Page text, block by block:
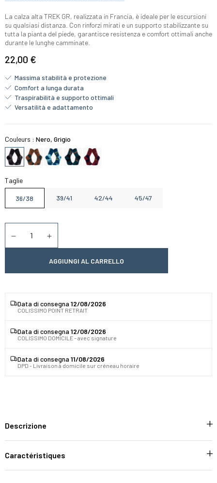
La calza alta TREK GR, realizzata in Francia, è ideale per le escursioni
su qualsiasi distanza. Con rinforzi mirati e un supporto stabilizzante su
tutta la pianta del piede, garantisce resistenza e comfort ottimali anche
durante le lunghe camminate.
22,00 €
Massima stabilità e protezione
Comfort a lunga durata
Traspirabilità e supporto ottimali
Versatilità e adattamento
Couleurs : Nero, Grigio
Taglie
36/38 39/41 42/44 45/47
AGGIUNGI AL CARRELLO
Data di consegna 12/08/2026
COLISSIMO POINT RETRAIT
Data di consegna 12/08/2026
COLISSIMO DOMICILE - avec signature
Data di consegna 11/08/2026
DPD - Livraison à domicile sur créneau horaire
Descrizione
Caractéristiques